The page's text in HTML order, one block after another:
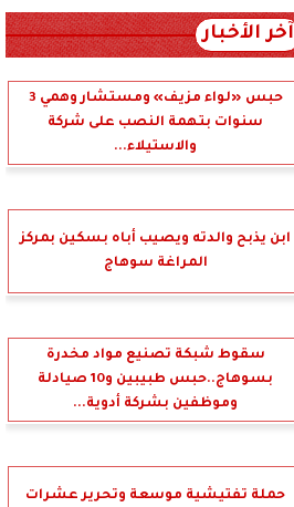
آخر الأخبار
حبس «لواء مزيف» ومستشار وهمي 3
سنوات بتهمة النصب على شركة
والاستيلاء...
ابن يذبح والدته ويصيب أباه بسكين بمركز
المراغة سوهاج
سقوط شبكة تصنيع مواد مخدرة
بسوهاج..حبس طبيبين و10 صيادلة
وموظفين بشركة أدوية...
حملة تفتيشية موسعة وتحرير عشرات